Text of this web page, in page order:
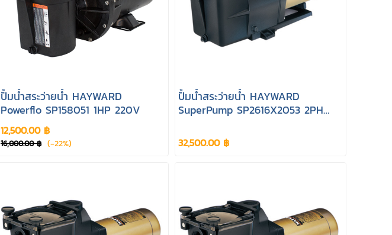
ปั้มน้ำสระว่ายน้ำ HAYWARD
Powerflo SP158051 1HP 220V
12,500.00 ฿
16,000.00 ฿ (-22%)
ปั้มน้ำสระว่ายน้ำ HAYWARD
SuperPump SP2616X2053 2PH
32,500.00 ฿